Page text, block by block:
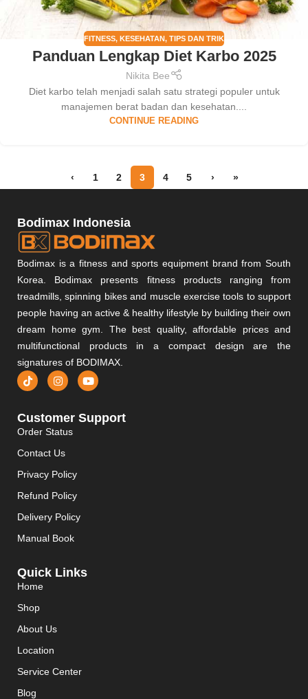
FITNESS, KESEHATAN, TIPS DAN TRIK
Panduan Lengkap Diet Karbo 2025
Nikita Bee
Diet karbo telah menjadi salah satu strategi populer untuk
manajemen berat badan dan kesehatan....
CONTINUE READING
‹ 1 2 3 4 5 › »
Bodimax Indonesia
Bodimax is a fitness and sports equipment brand from South
Korea. Bodimax presents fitness products ranging from
treadmills, spinning bikes and muscle exercise tools to support
people having an active & healthy lifestyle by building their own
dream home gym. The best quality, affordable prices and
multifunctional products in a compact design are the
signatures of BODIMAX.
Customer Support
Order Status
Contact Us
Privacy Policy
Refund Policy
Delivery Policy
Manual Book
Quick Links
Home
Shop
About Us
Location
Service Center
Blog